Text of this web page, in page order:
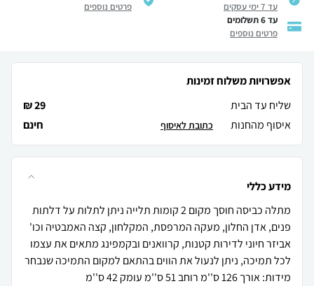
עד 7 ימי עסקים
פרטים נוספים
עד 6 תשלומים
פרטים נוספים
אפשרויות משלוח זמינות
שליח עד הבית
29 ₪
איסוף מהחנות
חינם כתובת לאיסוף
מידע כללי
מתלה כביסה חוסך מקום 2 קומות תלייה ניתן לתלות על דלתות
פנים, אדן החלון, מעקה המרפסת, המקלחון, קצה האמבטיה וכו'
אביזר חיוני לדירות קטנות, קרוואנים ובקמפינג מתאים את עצמו
לכל תמיכה, ניתן לנעול את הווים בהתאם למקום התמיכה שנבחר
מידות: אורך 126 ס''מ רוחב 51 ס''מ עומק 42 ס''מ